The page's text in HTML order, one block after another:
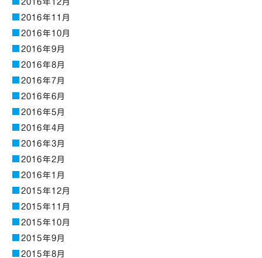
2016年12月
2016年11月
2016年10月
2016年9月
2016年8月
2016年7月
2016年6月
2016年5月
2016年4月
2016年3月
2016年2月
2016年1月
2015年12月
2015年11月
2015年10月
2015年9月
2015年8月